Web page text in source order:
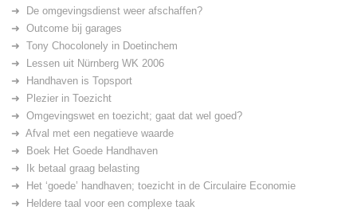
De omgevingsdienst weer afschaffen?
Outcome bij garages
Tony Chocolonely in Doetinchem
Lessen uit Nürnberg WK 2006
Handhaven is Topsport
Plezier in Toezicht
Omgevingswet en toezicht; gaat dat wel goed?
Afval met een negatieve waarde
Boek Het Goede Handhaven
Ik betaal graag belasting
Het ‘goede’ handhaven; toezicht in de Circulaire Economie
Heldere taal voor een complexe taak